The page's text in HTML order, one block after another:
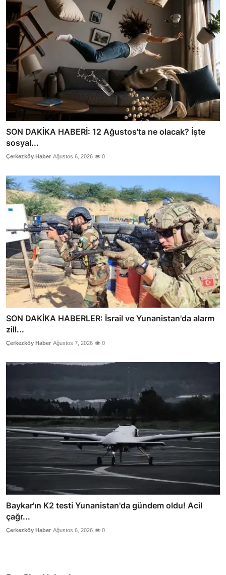
SON DAKİKA HABERİ: 12 Ağustos'ta ne olacak? İşte
sosyal...
Çerkezköy Haber Ağustos 6, 2026 0
SON DAKİKA HABERLER: İsrail ve Yunanistan'da alarm
zill...
Çerkezköy Haber Ağustos 7, 2026 0
Baykar'ın K2 testi Yunanistan'da gündem oldu! Acil
çağr...
Çerkezköy Haber Ağustos 6, 2026 0